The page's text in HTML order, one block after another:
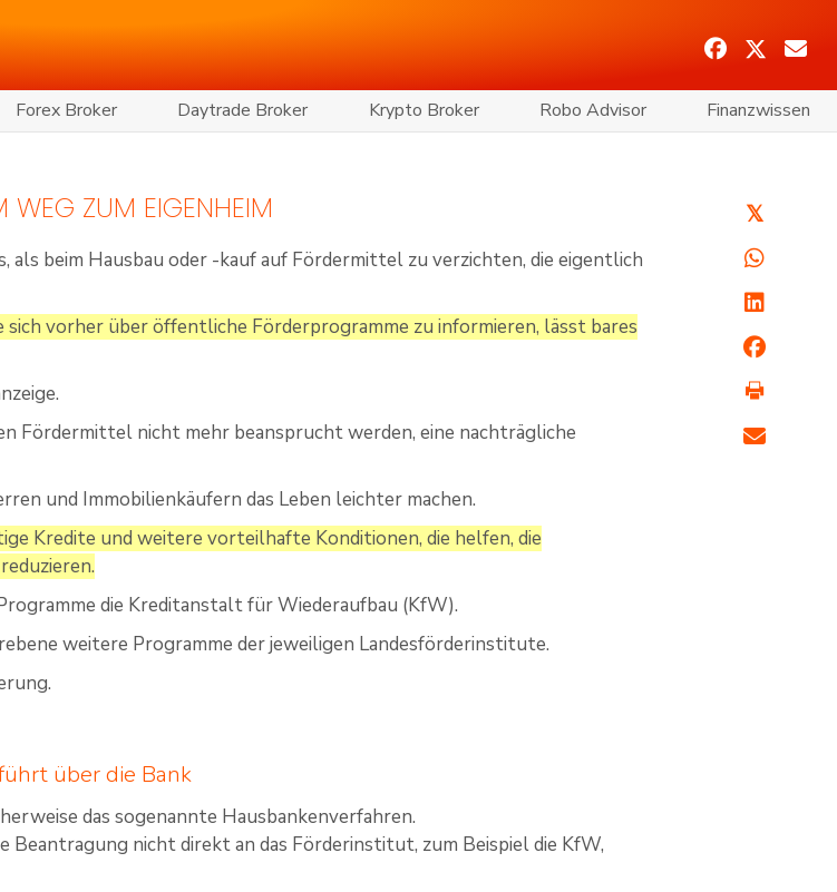
Forex Broker Daytrade Broker Krypto Broker Robo Advisor Finanzwissen
WEG ZUM EIGENHEIM
als beim Hausbau oder -kauf auf Fördermittel zu verzichten, die eigentlich
vorher über öffentliche Förderprogramme zu informieren, lässt bares
Fördermittel nicht mehr beansprucht werden, eine nachträgliche
und Immobilienkäufern das Leben leichter machen.
Kredite und weitere vorteilhafte Konditionen, die helfen, die
die Kreditanstalt für Wiederaufbau (KfW).
weitere Programme der jeweiligen Landesförderinstitute.
über die Bank
das sogenannte Hausbankenverfahren.
Beantragung nicht direkt an das Förderinstitut, zum Beispiel die KfW,
𝕏